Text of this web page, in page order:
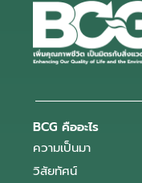
BCG คืออะไร
ความเป็นมา
วิสัยทัศน์